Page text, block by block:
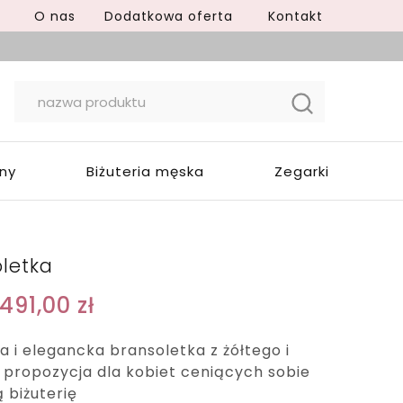
O nas Dodatkowa oferta Kontakt
Biżuteria męska Zegarki
zł
i elegancka bransoletka z żółtego i
propozycja dla kobiet ceniących sobie
biżuterię